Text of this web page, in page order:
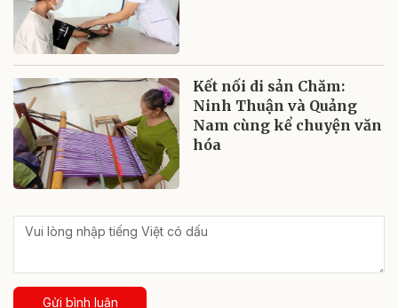
Kết nối di sản Chăm:
Ninh Thuận và Quảng
Nam cùng kể chuyện văn
hóa
Gửi bình luận